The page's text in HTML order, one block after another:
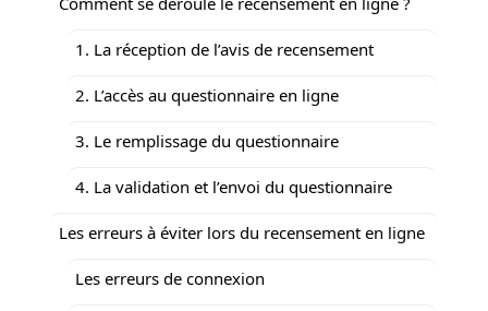
1. La réception de l’avis de recensement
2. L’accès au questionnaire en ligne
3. Le remplissage du questionnaire
4. La validation et l’envoi du questionnaire
Les erreurs à éviter lors du recensement en ligne
Les erreurs de connexion